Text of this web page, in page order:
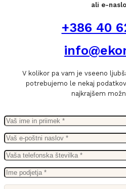
ali e-
+386 40
V kolikor pa vam je vseeno
potrebujemo le nekaj
najkrajšem